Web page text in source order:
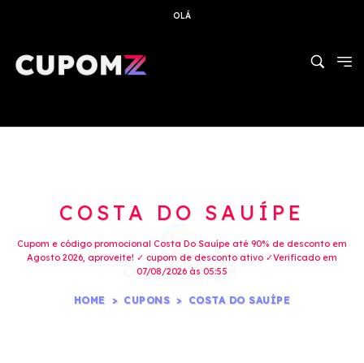
OLÁ
COSTA DO SAUÍPE
Cupom e código promocional Costa Do Sauípe até 90% de desconto em
Agosto 2026, aproveite! ✓ cupom de desconto ativo ✓Verificado em
07/08/2026 às 05:55
HOME CUPONS COSTA DO SAUÍPE